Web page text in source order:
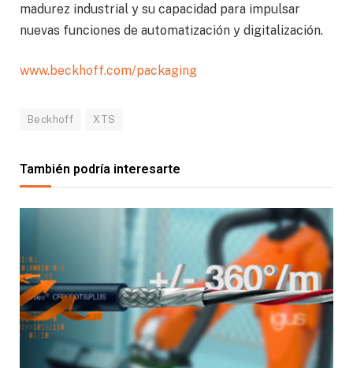
madurez industrial y su capacidad para impulsar
nuevas funciones de automatización y digitalización.
www.beckhoff.com/packaging
Beckhoff XTS
También podría interesarte